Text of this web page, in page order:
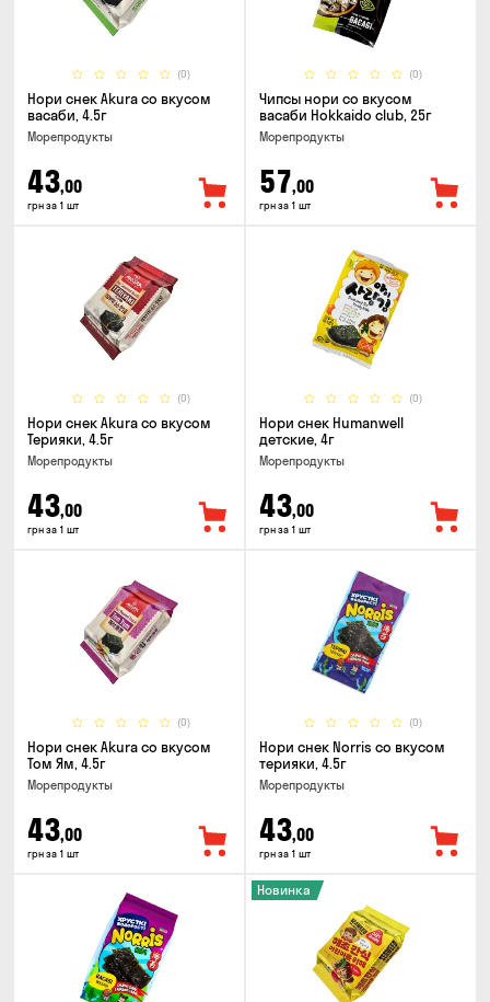
(0)
Нори снек Akura со вкусом
васаби, 4.5г
Морепродукты
43,00
грн за 1 шт
(0)
Чипсы нори со вкусом
васаби Hokkaido club, 25г
Морепродукты
57,00
грн за 1 шт
(0)
Нори снек Akura со вкусом
Терияки, 4.5г
Морепродукты
43,00
грн за 1 шт
(0)
Нори снек Humanwell
детские, 4г
Морепродукты
43,00
грн за 1 шт
(0)
Нори снек Akura со вкусом
Том Ям, 4.5г
Морепродукты
43,00
грн за 1 шт
(0)
Нори снек Norris со вкусом
терияки, 4.5г
Морепродукты
43,00
грн за 1 шт
Новинка